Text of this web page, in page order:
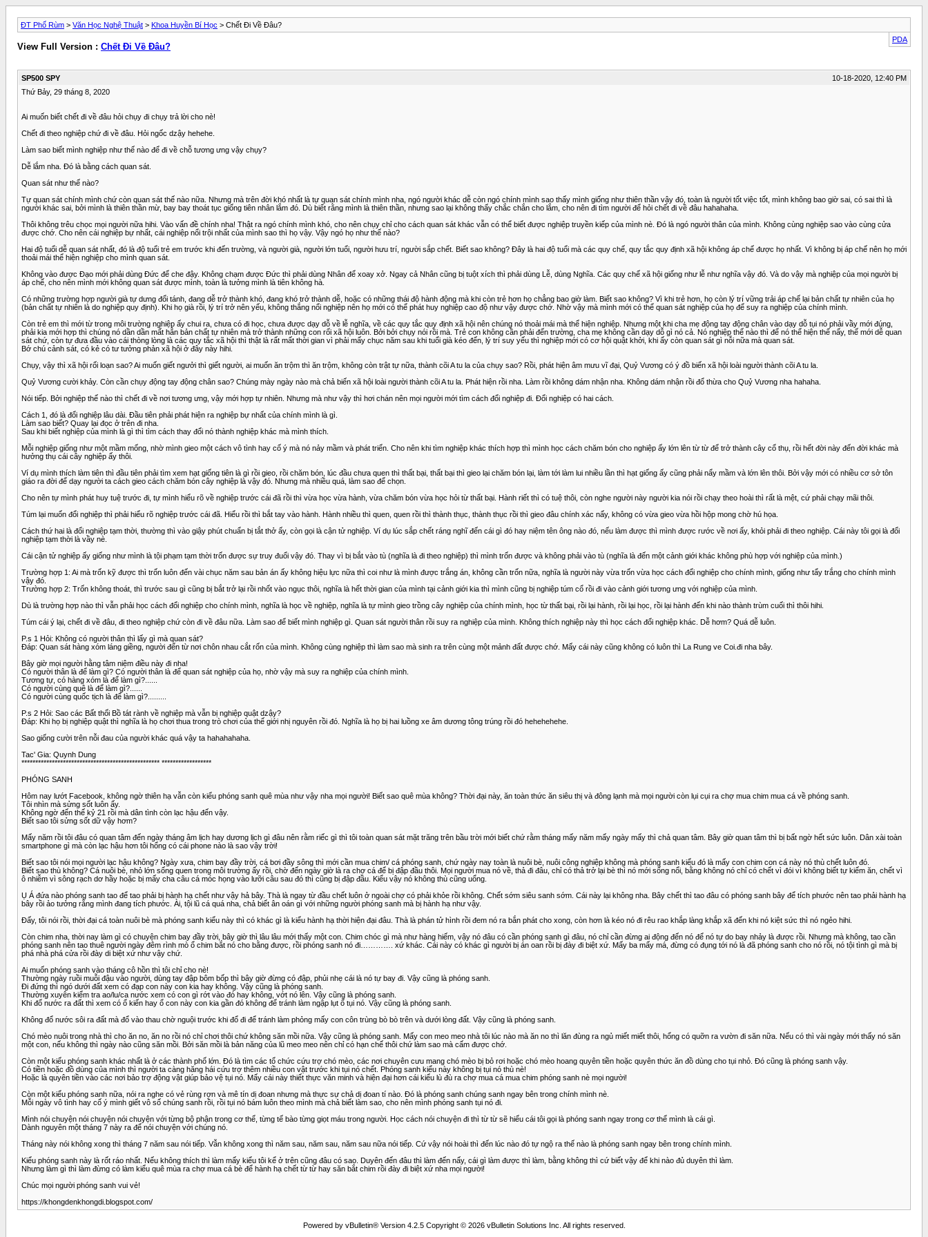
ĐT Phố Rùm > Văn Học Nghệ Thuật > Khoa Huyền Bí Học > Chết Đi Về Đâu?
PDA
View Full Version : Chết Đi Về Đâu?
SP500 SPY
10-18-2020, 12:40 PM
Thứ Bảy, 29 tháng 8, 2020
Ai muốn biết chết đi về đâu hỏi chụy đi chụy trả lời cho nè!
Chết đi theo nghiệp chứ đi về đâu. Hỏi ngốc dzậy hehehe.
Làm sao biết mình nghiệp như thế nào để đi về chỗ tương ưng vậy chụy?
Dễ lắm nha. Đó là bằng cách quan sát.
Quan sát như thế nào?
Tự quan sát chính mình chứ còn quan sát thế nào nữa. Nhưng mà trên đời khó nhất là tự quan sát chính mình nha, ngó người khác dễ còn ngó chính mình sao thấy mình giống như thiên thần vậy đó, toàn là người tốt việc tốt, mình không bao giờ sai, có sai thì là
người khác sai, bởi mình là thiên thần mừ, bay bay thoát tục giống tiên nhân lắm đó. Dù biết rằng mình là thiên thần, nhưng sao lại không thấy chắc chắn cho lắm, cho nên đi tìm người để hỏi chết đi về đâu hahahaha.
Thôi không trêu chọc mọi người nữa hihi. Vào vấn đề chính nha! Thật ra ngó chính mình khó, cho nên chụy chỉ cho cách quan sát khác vẫn có thể biết được nghiệp truyền kiếp của mình nè. Đó là ngó người thân của mình. Không cùng nghiệp sao vào cùng cửa
được chớ. Cho nên cái nghiệp bự nhất, cái nghiệp nổi trội nhất của mình sao thì họ vậy. Vậy ngó họ như thế nào?
Hai độ tuổi dễ quan sát nhất, đó là độ tuổi trẻ em trước khi đến trường, và người già, người lớn tuổi, người hưu trí, người sắp chết. Biết sao không? Đây là hai độ tuổi mà các quy chế, quy tắc quy định xã hội không áp chế được họ nhất. Vì không bị áp chế nên họ mới
thoải mái thể hiện nghiệp cho mình quan sát.
Không vào được Đạo mới phải dùng Đức để che đậy. Không chạm được Đức thì phải dùng Nhân để xoay xở. Ngay cả Nhân cũng bị tuột xích thì phải dùng Lễ, dùng Nghĩa. Các quy chế xã hội giống như lễ như nghĩa vậy đó. Và do vậy mà nghiệp của mọi người bị
áp chế, cho nên mình mới không quan sát được mình, toàn là tưởng mình là tiên không hà.
Có những trường hợp người già tự dưng đổi tánh, đang dễ trở thành khó, đang khó trở thành dễ, hoặc có những thái độ hành động mà khi còn trẻ hơn họ chẳng bao giờ làm. Biết sao không? Vì khi trẻ hơn, họ còn lý trí vững trải áp chế lại bản chất tự nhiên của họ
(bản chất tự nhiên là do nghiệp quy định). Khi họ già rồi, lý trí trở nên yếu, không thắng nổi nghiệp nên họ mới có thể phát huy nghiệp cao độ như vậy được chớ. Nhờ vậy mà mình mới có thể quan sát nghiệp của họ để suy ra nghiệp của chính mình.
Còn trẻ em thì mới từ trong môi trường nghiệp ấy chui ra, chưa có đi học, chưa được dạy dỗ về lễ nghĩa, về các quy tắc quy định xã hội nên chúng nó thoải mái mà thể hiện nghiệp. Nhưng một khi cha mẹ động tay động chân vào dạy dỗ tụi nó phải vầy mới đúng,
phải kia mới hợp thì chúng nó dần dần mất hẳn bản chất tự nhiên mà trở thành những con rối xã hội luôn. Bởi bởi chụy nói rồi mà. Trẻ con không cần phải đến trường, cha mẹ không cần dạy dỗ gì nó cả. Nó nghiệp thế nào thì để nó thể hiện thế nấy, thế mới dễ quan
sát chứ, còn tự đưa đầu vào cái thòng lòng là các quy tắc xã hội thì thật là rất mất thời gian vì phải mấy chục năm sau khi tuổi già kéo đến, lý trí suy yếu thì nghiệp mới có cơ hội quật khởi, khi ấy còn quan sát gì nỗi nữa mà quan sát.
Bớ chú cảnh sát, có kẻ có tư tưởng phản xã hội ở đây này hihi.
Chụy, vậy thì xã hội rối loạn sao? Ai muốn giết ngưởi thì giết người, ai muốn ăn trộm thì ăn trộm, không còn trật tự nữa, thành cõi A tu la của chụy sao? Rồi, phát hiện âm mưu vĩ đại, Quỷ Vương có ý đồ biến xã hội loài người thành cõi A tu la.
Quỷ Vương cười khảy. Còn cần chụy động tay động chân sao? Chúng mày ngày nào mà chả biến xã hội loài người thành cõi A tu la. Phát hiện rồi nha. Làm rồi không dám nhận nha. Không dám nhận rồi đổ thừa cho Quỷ Vương nha hahaha.
Nói tiếp. Bởi nghiệp thế nào thì chết đi về nơi tương ưng, vậy mới hợp tự nhiên. Nhưng mà như vậy thì hơi chán nên mọi người mới tìm cách đổi nghiệp đi. Đổi nghiệp có hai cách.
Cách 1, đó là đổi nghiệp lâu dài. Đầu tiên phải phát hiện ra nghiệp bự nhất của chính mình là gì.
Làm sao biết? Quay lại đọc ở trên đi nha.
Sau khi biết nghiệp của mình là gì thì tìm cách thay đổi nó thành nghiệp khác mà mình thích.
Mỗi nghiệp giống như một mầm mống, nhờ mình gieo một cách vô tình hay cố ý mà nó nảy mầm và phát triển. Cho nên khi tìm nghiệp khác thích hợp thì mình học cách chăm bón cho nghiệp ấy lớn lên từ từ để trở thành cây cổ thụ, rồi hết đời này đến đời khác mà
hưởng thụ cái cây nghiệp ấy thôi.
Ví dụ mình thích làm tiên thì đầu tiên phải tìm xem hạt giống tiên là gì rồi gieo, rồi chăm bón, lúc đầu chưa quen thì thất bại, thất bại thì gieo lại chăm bón lại, làm tới làm lui nhiều lần thì hạt giống ấy cũng phải nẩy mầm và lớn lên thôi. Bởi vậy mới có nhiều cơ sở tôn
giáo ra đời để dạy người ta cách gieo cách chăm bón cây nghiệp là vậy đó. Nhưng mà nhiều quá, làm sao để chọn.
Cho nên tự mình phát huy tuệ trước đi, tự mình hiểu rõ về nghiệp trước cái đã rồi thì vừa học vừa hành, vừa chăm bón vừa học hỏi từ thất bại. Hành riết thì có tuệ thôi, còn nghe người này người kia nói rồi chạy theo hoài thì rất là mệt, cứ phải chạy mãi thôi.
Túm lại muốn đổi nghiệp thì phải hiểu rõ nghiệp trước cái đã. Hiểu rồi thì bắt tay vào hành. Hành nhiều thì quen, quen rồi thì thành thục, thành thục rồi thì gieo đâu chính xác nấy, không có vừa gieo vừa hồi hộp mong chờ hú họa.
Cách thứ hai là đổi nghiệp tạm thời, thường thì vào giậy phút chuẩn bị tắt thở ấy, còn gọi là cận tử nghiệp. Ví dụ lúc sắp chết ráng nghĩ đến cái gì đó hay niệm tên ông nào đó, nếu làm được thì mình được rước về nơi ấy, khỏi phải đi theo nghiệp. Cái này tôi gọi là đổi
nghiệp tạm thời là vầy nè.
Cái cận tử nghiệp ấy giống như mình là tội phạm tạm thời trốn được sự truy đuổi vậy đó. Thay vì bị bắt vào tù (nghĩa là đi theo nghiệp) thì mình trốn được và không phải vào tù (nghĩa là đến một cảnh giới khác không phù hợp với nghiệp của mình.)
Trường hợp 1: Ai mà trốn kỹ được thì trốn luôn đến vài chục năm sau bản án ấy không hiệu lực nữa thì coi như là mình được trắng án, không cần trốn nữa, nghĩa là người này vừa trốn vừa học cách đổi nghiệp cho chính mình, giống như tẩy trắng cho chính mình
vậy đó.
Trường hợp 2: Trốn không thoát, thì trước sau gì cũng bị bắt trở lại rồi nhốt vào ngục thôi, nghĩa là hết thời gian của mình tại cảnh giới kia thì mình cũng bị nghiệp túm cổ rồi đi vào cảnh giới tương ưng với nghiệp của mình.
Dù là trường hợp nào thì vẫn phải học cách đổi nghiệp cho chính mình, nghĩa là học về nghiệp, nghĩa là tự mình gieo trồng cây nghiệp của chính mình, học từ thất bại, rồi lại hành, rồi lại học, rồi lại hành đến khi nào thành trùm cuối thì thôi hihi.
Túm cái ý lại, chết đi về đâu, đi theo nghiệp chứ còn đi về đâu nữa. Làm sao để biết mình nghiệp gì. Quan sát người thân rồi suy ra nghiệp của mình. Không thích nghiệp này thì học cách đổi nghiệp khác. Dễ hơm? Quá dễ luôn.
P.s 1 Hỏi: Không có người thân thì lấy gì mà quan sát?
Đáp: Quan sát hàng xóm láng giềng, người đến từ nơi chôn nhau cắt rốn của mình. Không cùng nghiệp thì làm sao mà sinh ra trên cùng một mảnh đất được chớ. Mấy cái này cũng không có luôn thì La Rung ve Coi.đi nha bây.
Bây giờ mọi người hằng tâm niệm điều này đi nha!
Có người thân là để làm gì? Có người thân là để quan sát nghiệp của họ, nhờ vậy mà suy ra nghiệp của chính mình.
Tương tự, có hàng xóm là để làm gì?......
Có người cùng quê là để làm gì?......
Có người cùng quốc tịch là để làm gì?.........
P.s 2 Hỏi: Sao các Bất thối Bồ tát rành về nghiệp mà vẫn bị nghiệp quật dzậy?
Đáp: Khi họ bị nghiệp quật thì nghĩa là họ chơi thua trong trò chơi của thế giới nhị nguyên rồi đó. Nghĩa là họ bị hai luồng xe âm dương tông trúng rồi đó hehehehehe.
Sao giống cười trên nỗi đau của người khác quá vậy ta hahahahaha.
Tac' Gia: Quynh Dung
************************************************** ******************
PHÓNG SANH
Hôm nay lướt Facebook, không ngờ thiên hạ vẫn còn kiểu phóng sanh quê mùa như vậy nha mọi người! Biết sao quê mùa không? Thời đại này, ăn toàn thức ăn siêu thị và đông lạnh mà mọi người còn lụi cụi ra chợ mua chim mua cá về phóng sanh.
Tôi nhìn mà sửng sốt luôn ấy.
Không ngờ đến thế kỷ 21 rồi mà dân tình còn lạc hậu đến vậy.
Biết sao tôi sửng sốt dữ vậy hơm?
Mấy năm rồi tôi đâu có quan tâm đến ngày tháng âm lịch hay dương lịch gì đâu nên rằm riếc gì thì tôi toàn quan sát mặt trăng trên bầu trời mới biết chứ rằm tháng mấy năm mấy ngày mấy thì chả quan tâm. Bây giờ quan tâm thì bị bất ngờ hết sức luôn. Dân xài toàn
smartphone gì mà còn lạc hậu hơn tôi hổng có cái phone nào là sao vậy trời!
Biết sao tôi nói mọi người lạc hậu không? Ngày xưa, chim bay đầy trời, cá bơi đầy sông thì mới cần mua chim/ cá phóng sanh, chứ ngày nay toàn là nuôi bè, nuôi công nghiệp không mà phóng sanh kiểu đó là mấy con chim con cá này nó thù chết luôn đó.
Biết sao thù không? Cá nuôi bè, nhỏ lớn sống quen trong môi trường ấy rồi, chờ đến ngày giờ là ra chợ cá để bị đập đầu thôi. Mọi người mua nó về, thả đi đâu, chỉ có thả trở lại bè thì nó mới sống nổi, bằng không nó chỉ có chết vì đói vì không biết tự kiếm ăn, chết vì
ô nhiễm vì sông rạch dơ hầy hoặc bị mấy cha câu cá móc họng vào lưỡi câu sau đó thì cũng bị đập đầu. Kiểu vậy nó không thù cũng uổng.
Ụ Á đứa nào phóng sanh tao để tao phải bị hành hạ chết như vậy hả bây. Thà là ngay từ đầu chết luôn ở ngoài chợ có phải khỏe rồi không. Chết sớm siêu sanh sớm. Cái này lại không nha. Bây chết thì tao đâu có phóng sanh bây để tích phước nên tao phải hành hạ
bây rồi ảo tưởng rằng mình đang tích phước. Ài, tội lũ cá quá nha, chả biết ân oán gì với những người phóng sanh mà bị hành hạ như vậy.
Đấy, tôi nói rồi, thời đại cá toàn nuôi bè mà phóng sanh kiểu này thì có khác gì là kiểu hành hạ thời hiện đại đâu. Thà là phán tử hình rồi đem nó ra bắn phát cho xong, còn hơn là kéo nó đi rêu rao khắp làng khắp xã đến khi nó kiệt sức thì nó ngẻo hihi.
Còn chim nha, thời nay làm gì có chuyện chim bay đầy trời, bây giờ thì lâu lâu mới thấy một con. Chim chóc gì mà như hàng hiếm, vậy nó đâu có cần phóng sanh gì đâu, nó chỉ cần đừng ai động đến nó để nó tự do bay nhảy là được rồi. Nhưng mà không, tao cần
phóng sanh nên tao thuê người ngày đêm rình mò ổ chim bắt nó cho bằng được, rồi phóng sanh nó đi…………. xứ khác. Cái này có khác gì người bị án oan rồi bị đày đi biệt xứ. Mấy ba mấy má, đừng có đụng tới nó là đã phóng sanh cho nó rồi, nó tội tình gì mà bị
phá nhà phá cửa rồi đày di biệt xứ như vậy chứ.
Ai muốn phóng sanh vào tháng cô hồn thì tôi chỉ cho nè!
Thường ngày ruồi muỗi đậu vào người, dùng tay đập bôm bốp thì bây giờ đừng có đập, phủi nhẹ cái là nó tự bay đi. Vậy cũng là phóng sanh.
Đi đứng thì ngó dưới đất xem có đạp con này con kia hay không. Vậy cũng là phóng sanh.
Thường xuyên kiểm tra ao/lu/ca nước xem có con gì rớt vào đó hay không, vớt nó lên. Vậy cũng là phóng sanh.
Khi đổ nước ra đất thì xem có ổ kiến hay ổ con này con kia gần đó không để tránh làm ngập lụt ổ tụi nó. Vậy cũng là phóng sanh.
Không đổ nước sôi ra đất mà đổ vào thau chờ nguội trước khi đổ đi để tránh làm phỏng mấy con côn trùng bò bò trên và dưới lòng đất. Vậy cũng là phóng sanh.
Chó mèo nuôi trong nhà thì cho ăn no, ăn no rồi nó chỉ chơi thôi chứ không săn mồi nữa. Vậy cũng là phóng sanh. Mấy con meo meo nhà tôi lúc nào mà ăn no thì lăn đùng ra ngủ miết miết thôi, hổng có quỡn ra vườn đi săn nữa. Nếu có thì vài ngày mới thấy nó săn
một con, nếu không thì ngày nào cũng săn mồi. Bởi săn mồi là bản năng của lũ meo meo nên chỉ có hạn chế thôi chứ làm sao mà cấm được chớ.
Còn một kiểu phóng sanh khác nhất là ở các thành phố lớn. Đó là tìm các tổ chức cứu trợ chó mèo, các nơi chuyên cưu mang chó mèo bị bỏ rơi hoặc chó mèo hoang quyên tiền hoặc quyên thức ăn đồ dùng cho tụi nhỏ. Đó cũng là phóng sanh vậy.
Có tiền hoặc đồ dùng của mình thì người ta càng hăng hái cứu trợ thêm nhiều con vật trước khi tụi nó chết. Phóng sanh kiểu này không bị tụi nó thù nè!
Hoặc là quyên tiền vào các nơi bảo trợ động vật giúp bảo vệ tụi nó. Mấy cái này thiết thực văn minh và hiện đại hơn cái kiểu lù đù ra chợ mua cá mua chim phóng sanh nè mọi người!
Còn một kiểu phóng sanh nữa, nói ra nghe có vẻ rùng rợn và mê tín dị đoan nhưng mà thực sự chả dị đoan tí nào. Đó là phóng sanh chúng sanh ngay bên trong chính mình nè.
Mỗi ngày vô tình hay cố ý mình giết vô số chúng sanh rồi, rồi tụi nó bám luôn theo mình mà chả biết làm sao, cho nên mình phóng sanh tụi nó đi.
Mình nói chuyện nói chuyện nói chuyện với từng bộ phận trong cơ thể, từng tế bào từng giọt máu trong người. Học cách nói chuyện đi thì từ từ sẽ hiểu cái tôi gọi là phóng sanh ngay trong cơ thể mình là cái gì.
Dành nguyên một tháng 7 này ra để nói chuyện với chúng nó.
Tháng này nói không xong thì tháng 7 năm sau nói tiếp. Vẫn không xong thì năm sau, năm sau, năm sau nữa nói tiếp. Cứ vậy nói hoài thì đến lúc nào đó tự ngộ ra thế nào là phóng sanh ngay bên trong chính mình.
Kiểu phóng sanh này là rốt ráo nhất. Nếu không thích thì làm mấy kiểu tôi kể ở trên cũng đâu có sao. Duyên đến đâu thì làm đến nấy, cái gì làm được thì làm, bằng không thì cứ biết vậy để khi nào đủ duyên thì làm.
Nhưng làm gì thì làm đừng có làm kiểu quê mùa ra chợ mua cá bè để hành hạ chết từ từ hay săn bắt chim rồi đày đi biệt xứ nha mọi người!
Chúc mọi người phóng sanh vui vẻ!
https://khongdenkhongdi.blogspot.com/
Powered by vBulletin® Version 4.2.5 Copyright © 2026 vBulletin Solutions Inc. All rights reserved.